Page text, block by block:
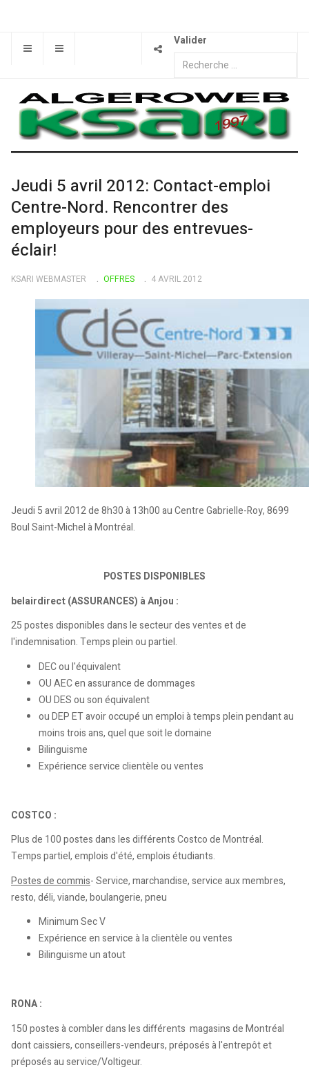
Valider
Jeudi 5 avril 2012: Contact-emploi
Centre-Nord. Rencontrer des
employeurs pour des entrevues-
éclair!
KSARI WEBMASTER OFFRES 4 AVRIL 2012
Jeudi 5 avril 2012 de 8h30 à 13h00 au Centre Gabrielle-Roy, 8699
Boul Saint-Michel à Montréal.
POSTES DISPONIBLES
belairdirect (ASSURANCES) à Anjou :
25 postes disponibles dans le secteur des ventes et de
l'indemnisation. Temps plein ou partiel.
DEC ou l'équivalent
OU AEC en assurance de dommages
OU DES ou son équivalent
ou DEP ET avoir occupé un emploi à temps plein pendant au
moins trois ans, quel que soit le domaine
Bilinguisme
Expérience service clientèle ou ventes
COSTCO :
Plus de 100 postes dans les différents Costco de Montréal.
Temps partiel, emplois d'été, emplois étudiants.
Postes de commis- Service, marchandise, service aux membres,
resto, déli, viande, boulangerie, pneu
Minimum Sec V
Expérience en service à la clientèle ou ventes
Bilinguisme un atout
RONA :
150 postes à combler dans les différents magasins de Montréal
dont caissiers, conseillers-vendeurs, préposés à l'entrepôt et
préposés au service/Voltigeur.